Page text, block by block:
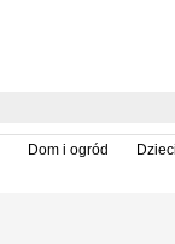
Dom i ogród